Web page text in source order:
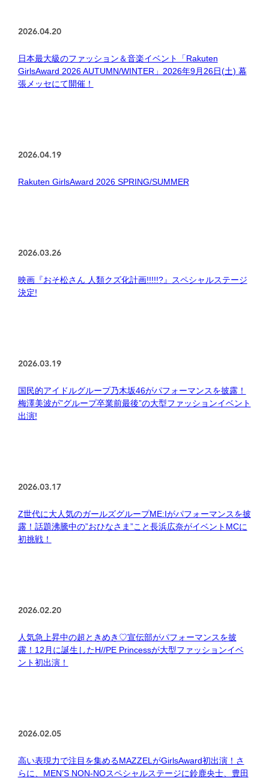
2026.04.20
日本最大級のファッション＆音楽イベント「Rakuten
GirlsAward 2026 AUTUMN/WINTER」2026年9月26日(土) 幕
張メッセにて開催！
2026.04.19
Rakuten GirlsAward 2026 SPRING/SUMMER
2026.03.26
映画『おそ松さん 人類クズ化計画!!!!!?』スペシャルステージ
決定!
2026.03.19
国民的アイドルグループ乃木坂46がパフォーマンスを披露！
梅澤美波が”グループ卒業前最後”の大型ファッションイベント
出演!
2026.03.17
Z世代に大人気のガールズグループME:Iがパフォーマンスを披
露！話題沸騰中の”おひなさま”こと長浜広奈がイベントMCに
初挑戦！
2026.02.20
人気急上昇中の超ときめき♡宣伝部がパフォーマンスを披
露！12月に誕生したH//PE Princessが大型ファッションイベ
ント初出演！
2026.02.05
高い表現力で注目を集めるMAZZELがGirlsAward初出演！さ
らに、MEN’S NON-NOスペシャルステージに鈴鹿央士、豊田